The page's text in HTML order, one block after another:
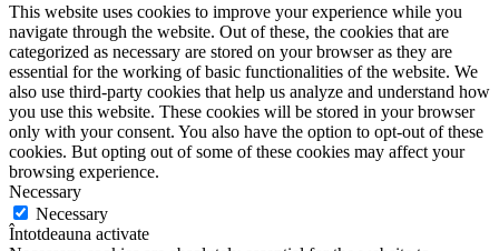
This website uses cookies to improve your experience while you
navigate through the website. Out of these, the cookies that are
categorized as necessary are stored on your browser as they are
essential for the working of basic functionalities of the website. We
also use third-party cookies that help us analyze and understand how
you use this website. These cookies will be stored in your browser
only with your consent. You also have the option to opt-out of these
cookies. But opting out of some of these cookies may affect your
browsing experience.
Necessary
Necessary
Întotdeauna activate